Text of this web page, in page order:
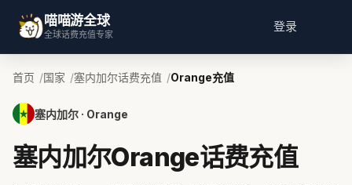
喵喵游全球
全球话费充值专家
登录
首页 国家 塞内加尔话费充值 Orange充值
塞内加尔 · Orange
塞内加尔Orange话费充值